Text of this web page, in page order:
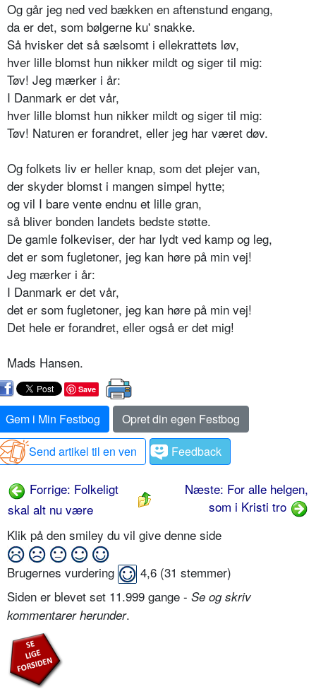
Og går jeg ned ved bækken en aftenstund engang,
da er det, som bølgerne ku' snakke.
Så hvisker det så sælsomt i ellekrattets løv,
hver lille blomst hun nikker mildt og siger til mig:
Tøv! Jeg mærker i år:
I Danmark er det vår,
hver lille blomst hun nikker mildt og siger til mig:
Tøv! Naturen er forandret, eller jeg har været døv.
Og folkets liv er heller knap, som det plejer van,
der skyder blomst i mangen simpel hytte;
og vil I bare vente endnu et lille gran,
så bliver bonden landets bedste støtte.
De gamle folkeviser, der har lydt ved kamp og leg,
det er som fugletoner, jeg kan høre på min vej!
Jeg mærker i år:
I Danmark er det vår,
det er som fugletoner, jeg kan høre på min vej!
Det hele er forandret, eller også er det mig!
Mads Hansen.
Save
Gem i Min Festbog
Opret din egen Festbog
Send artikel til en ven
Feedback
Forrige: Folkeligt
skal alt nu være
Næste: For alle helgen,
som i Kristi tro
Klik på den smiley du vil give denne side
Brugernes vurdering 4,6 (31 stemmer)
Siden er blevet set 11.999 gange - Se og skriv
kommentarer herunder.